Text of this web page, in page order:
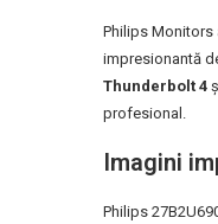
Philips Monitors
impresionantă
Thunderbolt 4
profesional.
Imagini
Philips